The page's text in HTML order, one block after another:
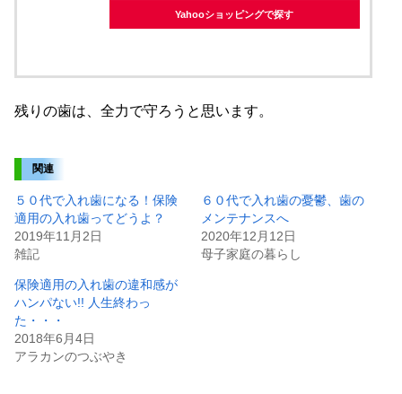
Yahooショッピングで探す
残りの歯は、全力で守ろうと思います。
関連
５０代で入れ歯になる！保険
適用の入れ歯ってどうよ？
2019年11月2日
雑記
６０代で入れ歯の憂鬱、歯の
メンテナンスへ
2020年12月12日
母子家庭の暮らし
保険適用の入れ歯の違和感が
ハンパない!! 人生終わっ
た・・・
2018年6月4日
アラカンのつぶやき